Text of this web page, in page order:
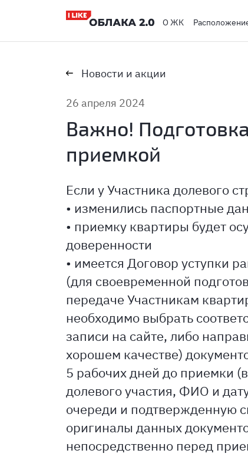
О ЖК
Новости и акции
26 апреля 2024
Важно!
приемкой
Если у Участника долевого
• изменились паспортные
• приемку квартиры будет
доверенности
• имеется Договор уступки
(для своевременной
передаче Участникам
необходимо выбрать
записи на сайте, либо
хорошем качестве)
5 рабочих дней до приемки
долевого участия, ФИО и
очереди и подтвержденную
оригиналы данных
непосредственно перед